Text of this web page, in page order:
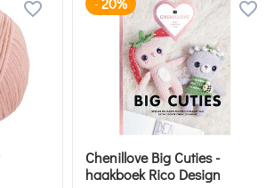
Chenillove Big Cuties -
haakboek Rico Design